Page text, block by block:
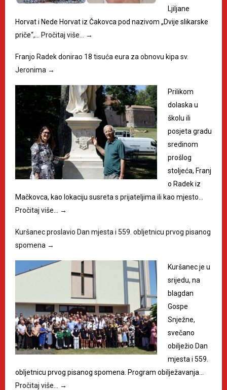
Ljiljane
Horvat i Nede Horvat iz Čakovca pod nazivom „Dvije slikarske
priče“,…
Pročitaj više… →
Franjo Radek donirao 18 tisuća eura za obnovu kipa sv.
Jeronima →
Prilikom
dolaska u
školu ili
posjeta gradu
sredinom
prošlog
stoljeća, Franj
o Radek iz
Mačkovca, kao lokaciju susreta s prijateljima ili kao mjesto…
Pročitaj više…
→
Kuršanec proslavio Dan mjesta i 559. obljetnicu prvog pisanog
spomena →
Kuršanec je u
srijedu, na
blagdan
Gospe
Snježne,
svečano
obilježio Dan
mjesta i 559.
obljetnicu prvog pisanog spomena. Program obilježavanja…
Pročitaj više…
→